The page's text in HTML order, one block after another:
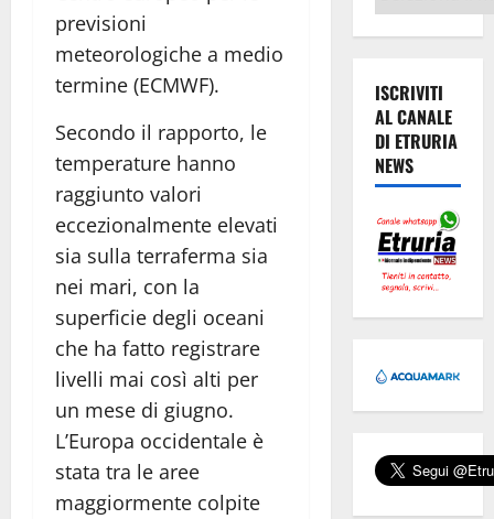
previsioni
meteorologiche a medio
termine (ECMWF).
Secondo il rapporto, le
temperature hanno
raggiunto valori
eccezionalmente elevati
sia sulla terraferma sia
nei mari, con la
superficie degli oceani
che ha fatto registrare
livelli mai così alti per
un mese di giugno.
L’Europa occidentale è
stata tra le aree
maggiormente colpite
ISCRIVITI
AL CANALE
DI ETRURIA
NEWS